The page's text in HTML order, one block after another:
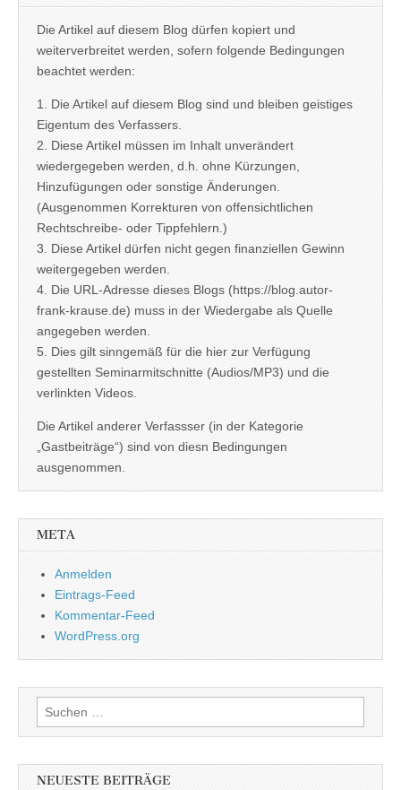
Die Artikel auf diesem Blog dürfen kopiert und
weiterverbreitet werden, sofern folgende Bedingungen
beachtet werden:
1. Die Artikel auf diesem Blog sind und bleiben geistiges
Eigentum des Verfassers.
2. Diese Artikel müssen im Inhalt unverändert
wiedergegeben werden, d.h. ohne Kürzungen,
Hinzufügungen oder sonstige Änderungen.
(Ausgenommen Korrekturen von offensichtlichen
Rechtschreibe- oder Tippfehlern.)
3. Diese Artikel dürfen nicht gegen finanziellen Gewinn
weitergegeben werden.
4. Die URL-Adresse dieses Blogs (https://blog.autor-
frank-krause.de) muss in der Wiedergabe als Quelle
angegeben werden.
5. Dies gilt sinngemäß für die hier zur Verfügung
gestellten Seminarmitschnitte (Audios/MP3) und die
verlinkten Videos.
Die Artikel anderer Verfassser (in der Kategorie
„Gastbeiträge“) sind von diesn Bedingungen
ausgenommen.
META
Anmelden
Eintrags-Feed
Kommentar-Feed
WordPress.org
Suchen
nach:
NEUESTE BEITRÄGE